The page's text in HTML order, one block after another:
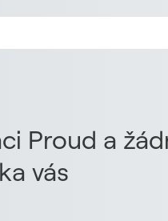
Proud a
vás